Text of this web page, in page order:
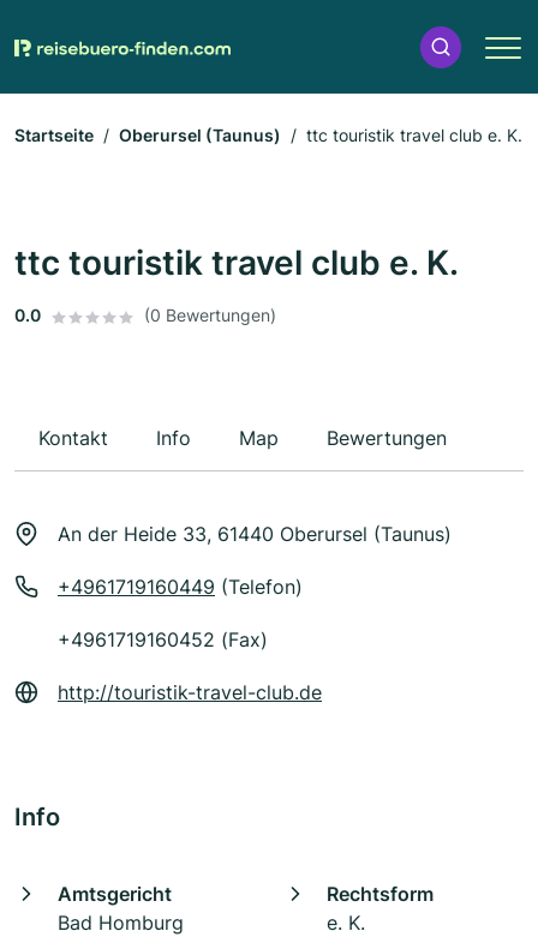
Startseite Oberursel (Taunus) ttc touristik travel club e. K.
ttc touristik travel club e. K.
0.0 (0 Bewertungen)
Kontakt Info Map Bewertungen
An der Heide 33, 61440 Oberursel (Taunus)
+4961719160449 (Telefon)
+4961719160452 (Fax)
http://touristik-travel-club.de
Info
Amtsgericht
Bad Homburg
Rechtsform
e. K.